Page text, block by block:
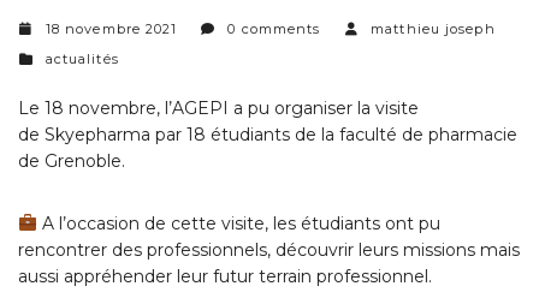
18 novembre 2021 0 comments
matthieu joseph
categories
actualités
Le 18 novembre, l’AGEPI a pu organiser la visite
de Skyepharma par 18 étudiants de la faculté de pharmacie
de Grenoble.
A l’occasion de cette visite, les étudiants ont pu
rencontrer des professionnels, découvrir leurs missions mais
aussi appréhender leur futur terrain professionnel.